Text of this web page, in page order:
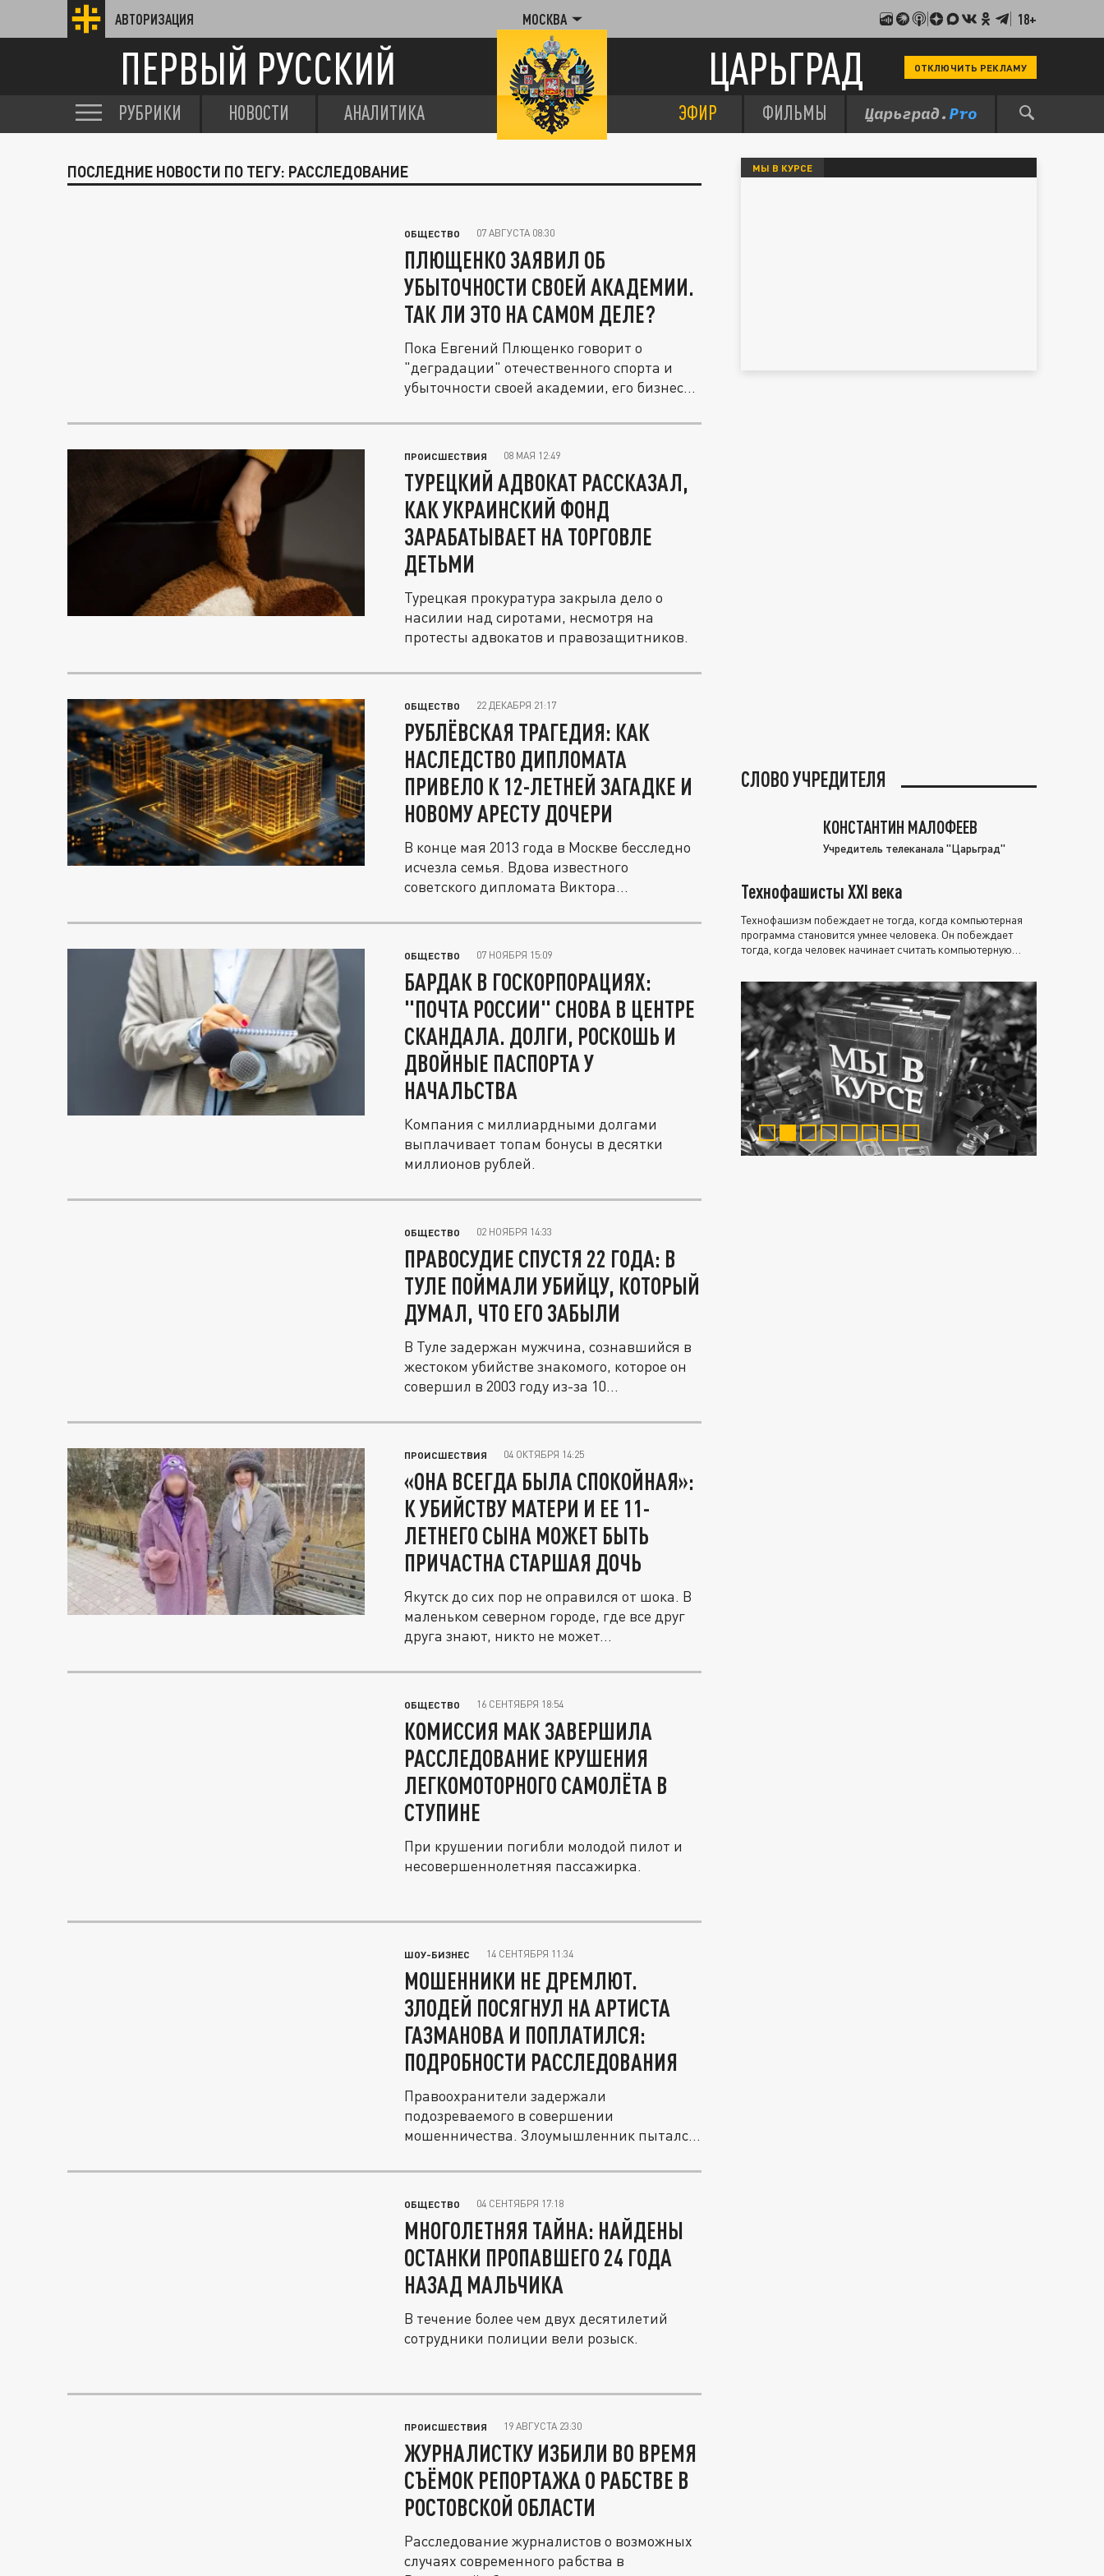
АВТОРИЗАЦИЯ МОСКВА 18+
ПЕРВЫЙ РУССКИЙ ЦАРЬГРАД ОТКЛЮЧИТЬ РЕКЛАМУ
РУБРИКИ НОВОСТИ АНАЛИТИКА ЭФИР ФИЛЬМЫ
ПОСЛЕДНИЕ НОВОСТИ ПО ТЕГУ: РАССЛЕДОВАНИЕ
ОБЩЕСТВО 07 АВГУСТА 08:30
ПЛЮЩЕНКО ЗАЯВИЛ ОБ
УБЫТОЧНОСТИ СВОЕЙ АКАДЕМИИ.
ТАК ЛИ ЭТО НА САМОМ ДЕЛЕ?
Пока Евгений Плющенко говорит о
"деградации" отечественного спорта и
убыточности своей академии, его бизнес...
ПРОИСШЕСТВИЯ 08 МАЯ 12:49
ТУРЕЦКИЙ АДВОКАТ РАССКАЗАЛ,
КАК УКРАИНСКИЙ ФОНД
ЗАРАБАТЫВАЕТ НА ТОРГОВЛЕ
ДЕТЬМИ
Турецкая прокуратура закрыла дело о
насилии над сиротами, несмотря на
протесты адвокатов и правозащитников.
ОБЩЕСТВО 22 ДЕКАБРЯ 21:17
РУБЛЁВСКАЯ ТРАГЕДИЯ: КАК
НАСЛЕДСТВО ДИПЛОМАТА
ПРИВЕЛО К 12-ЛЕТНЕЙ ЗАГАДКЕ И
НОВОМУ АРЕСТУ ДОЧЕРИ
В конце мая 2013 года в Москве бесследно
исчезла семья. Вдова известного
советского дипломата Виктора...
ОБЩЕСТВО 07 НОЯБРЯ 15:09
БАРДАК В ГОСКОРПОРАЦИЯХ:
"ПОЧТА РОССИИ" СНОВА В ЦЕНТРЕ
СКАНДАЛА. ДОЛГИ, РОСКОШЬ И
ДВОЙНЫЕ ПАСПОРТА У
НАЧАЛЬСТВА
Компания с миллиардными долгами
выплачивает топам бонусы в десятки
миллионов рублей.
ОБЩЕСТВО 02 НОЯБРЯ 14:33
ПРАВОСУДИЕ СПУСТЯ 22 ГОДА: В
ТУЛЕ ПОЙМАЛИ УБИЙЦУ, КОТОРЫЙ
ДУМАЛ, ЧТО ЕГО ЗАБЫЛИ
В Туле задержан мужчина, сознавшийся в
жестоком убийстве знакомого, которое он
совершил в 2003 году из-за 10...
ПРОИСШЕСТВИЯ 04 ОКТЯБРЯ 14:25
«ОНА ВСЕГДА БЫЛА СПОКОЙНАЯ»:
К УБИЙСТВУ МАТЕРИ И ЕЕ 11-
ЛЕТНЕГО СЫНА МОЖЕТ БЫТЬ
ПРИЧАСТНА СТАРШАЯ ДОЧЬ
Якутск до сих пор не оправился от шока. В
маленьком северном городе, где все друг
друга знают, никто не может...
ОБЩЕСТВО 16 СЕНТЯБРЯ 18:54
КОМИССИЯ МАК ЗАВЕРШИЛА
РАССЛЕДОВАНИЕ КРУШЕНИЯ
ЛЕГКОМОТОРНОГО САМОЛЁТА В
СТУПИНЕ
При крушении погибли молодой пилот и
несовершеннолетняя пассажирка.
ШОУ-БИЗНЕС 14 СЕНТЯБРЯ 11:34
МОШЕННИКИ НЕ ДРЕМЛЮТ.
ЗЛОДЕЙ ПОСЯГНУЛ НА АРТИСТА
ГАЗМАНОВА И ПОПЛАТИЛСЯ:
ПОДРОБНОСТИ РАССЛЕДОВАНИЯ
Правоохранители задержали
подозреваемого в совершении
мошенничества. Злоумышленник пытался
ОБЩЕСТВО 04 СЕНТЯБРЯ 17:18
МНОГОЛЕТНЯЯ ТАЙНА: НАЙДЕНЫ
ОСТАНКИ ПРОПАВШЕГО 24 ГОДА
НАЗАД МАЛЬЧИКА
В течение более чем двух десятилетий
сотрудники полиции вели розыск.
ПРОИСШЕСТВИЯ 19 АВГУСТА 23:30
ЖУРНАЛИСТКУ ИЗБИЛИ ВО ВРЕМЯ
СЪЁМОК РЕПОРТАЖА О РАБСТВЕ В
РОСТОВСКОЙ ОБЛАСТИ
Расследование журналистов о возможных
случаях современного рабства в
МЫ В КУРСЕ
СЛОВО УЧРЕДИТЕЛЯ
КОНСТАНТИН МАЛОФЕЕВ
Учредитель телеканала "Царьград"
Технофашисты XXI века
Технофашизм побеждает не тогда, когда компьютерная
программа становится умнее человека. Он побеждает
тогда, когда человек начинает считать компьютерную